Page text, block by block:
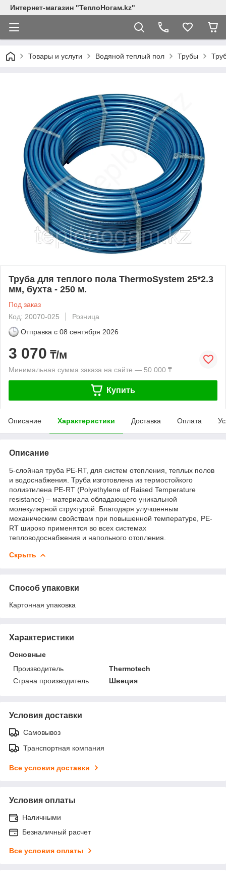
Интернет-магазин "ТеплоНогам.kz"
Товары и услуги Водяной теплый пол Трубы
Труба для теплого пола ThermoSystem 25*2.3
мм, бухта - 250 м.
Под заказ
Код: 20070-025
Розница
Отправка с 08 сентября 2026
3 070 ₸/м
Минимальная сумма заказа на сайте — 50 000 ₸
Купить
Описание Характеристики Доставка Оплата
Описание
5-слойная труба PE-RT, для систем отопления, теплых полов
и водоснабжения. Труба изготовлена из термостойкого
полиэтилена PE-RT (Polyethylene of Raised Temperature
resistance) – материала обладающего уникальной
молекулярной структурой. Благодаря улучшенным
механическим свойствам при повышенной температуре, PE-
RT широко применятся во всех системах
тепловодоснабжения и напольного отопления.
Скрыть
Способ упаковки
Картонная упаковка
Характеристики
Основные
Производитель
Thermotech
Страна производитель
Швеция
Условия доставки
Самовывоз
Транспортная компания
Все условия доставки
Условия оплаты
Наличными
Безналичный расчет
Все условия оплаты